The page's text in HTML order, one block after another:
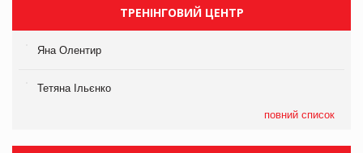
ТРЕНІНГОВИЙ ЦЕНТР
Яна Олентир
Тетяна Ільєнко
повний список